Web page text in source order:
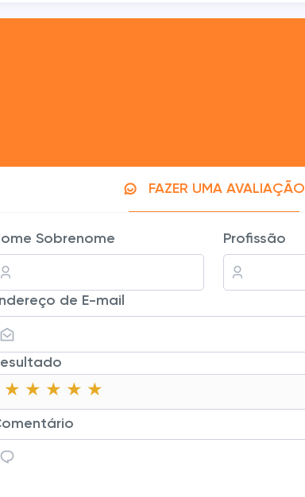
maneira de impulsionar seu perfil no LinkedIn.
Almeida
realmente ajudaram a destacar meu perfil.
Fernandes
mas o preço poderia ser mais acessível.
FAZER UMA AVALIAÇÃO
Sobrenome Profissão
de E-mail
★
★ ★
★ ★ ★
★ ★ ★ ★
★ ★ ★ ★ ★